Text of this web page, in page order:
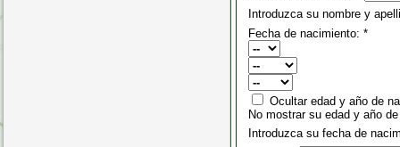
Introduzca su nombre y
Fecha de nacimiento: *
Ocultar edad y año de
No mostrar su edad y año
Introduzca su fecha de